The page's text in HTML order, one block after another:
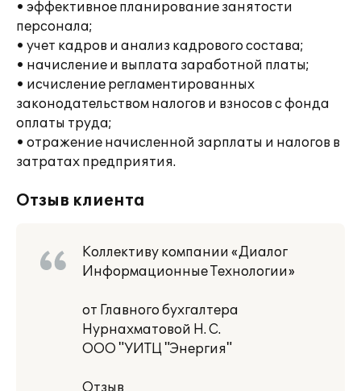
• эффективное планирование занятости
персонала;
• учет кадров и анализ кадрового состава;
• начисление и выплата заработной платы;
• исчисление регламентированных
законодательством налогов и взносов с фонда
оплаты труда;
• отражение начисленной зарплаты и налогов в
затратах предприятия.
Отзыв клиента
Коллективу компании «Диалог
Информационные Технологии»
от Главного бухгалтера
Нурнахматовой Н. С.
ООО "УИТЦ "Энергия"
Отзыв